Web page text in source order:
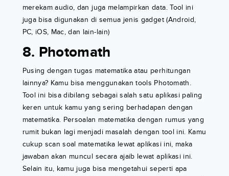
merekam audio, dan juga melampirkan data. Tool ini
juga bisa digunakan di semua jenis gadget (Android,
PC, iOS, Mac, dan lain-lain)
8. Photomath
Pusing dengan tugas matematika atau perhitungan
lainnya? Kamu bisa menggunakan tools Photomath.
Tool ini bisa dibilang sebagai salah satu aplikasi paling
keren untuk kamu yang sering berhadapan dengan
matematika. Persoalan matematika dengan rumus yang
rumit bukan lagi menjadi masalah dengan tool ini. Kamu
cukup scan soal matematika lewat aplikasi ini, maka
jawaban akan muncul secara ajaib lewat aplikasi ini.
Selain itu, kamu juga bisa mengetahui seperti apa